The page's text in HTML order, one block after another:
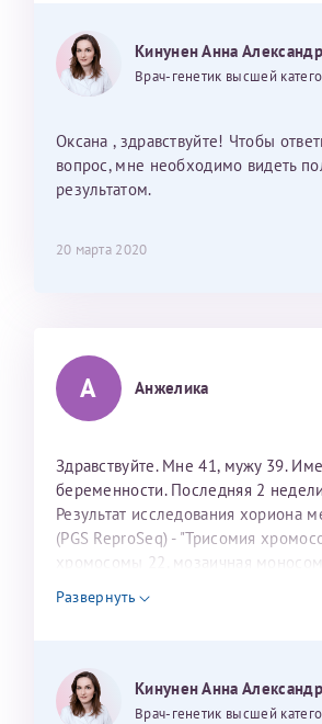
Кинунен Анна
Врач-генетик высшей
Оксана , здравствуйте! Чтобы
вопрос, мне необходимо видеть
результатом.
20 марта 2020
А Анжелика
Здравствуйте. Мне 41, мужу 39.
беременности. Последняя 2
Результат исследования хориона
(PGS ReproSeq) - "Трисомия
хромосомы 22, мозаичная
Х. Пол женский". Мой и мужа
Естественная беременность
хромосомные патологии? 2. Есть
нормального ребенка при
Развернуть
Кинунен Анна
Врач-генетик высшей
конфиденциальности
Я подтверждаю свое согласие на передачу
информации в электронной форме (в том числе персональных